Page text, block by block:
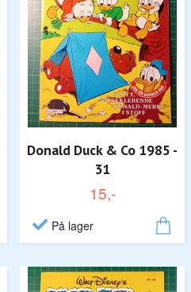
Donald Duck & Co 1985 -
31
15,-
På lager